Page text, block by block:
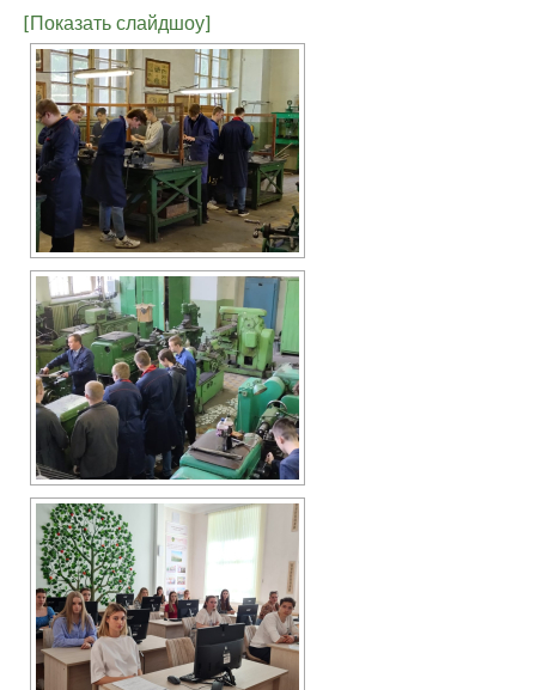
[Показать слайдшоу]